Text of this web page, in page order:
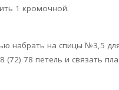
1 кромочной.
набрать на спицы №3,5
(72) 78 петель и связать